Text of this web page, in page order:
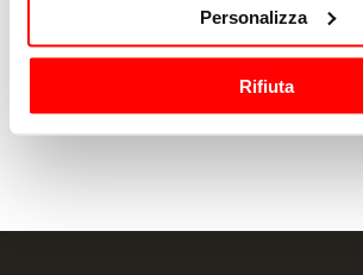
raccogliere informazioni sulla tua
geografica, con
Identificare il tuo dispositivo,
e imposta le tue preferenze nella
Personalizza
Rifiuta
发送